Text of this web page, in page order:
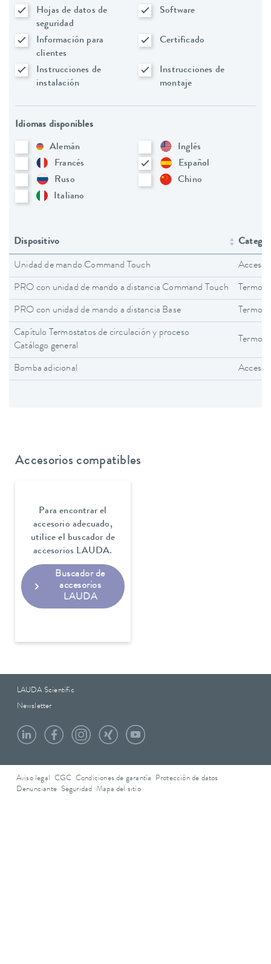
Hojas de datos de
seguridad
Software
Información para
clientes
Certificado
Instrucciones de
instalación
Instrucciones de
montaje
Idiomas disponibles
Alemán
Inglés
Francés
Español
Ruso
Chino
Italiano
Dispositivo
Unidad de mando Command Touch
PRO con unidad de mando a distancia Command Touch
PRO con unidad de mando a distancia Base
Capítulo Termostatos de circulación y proceso
Catálogo general
Bomba adicional
Accesorios compatibles
Para encontrar el
accesorio adecuado,
utilice el buscador de
accesorios LAUDA.
Buscador de
accesorios
LAUDA
LAUDA Scientific
Newsletter
Aviso legal CGC Condiciones de garantía
Protección de datos
Denunciante Seguridad Mapa del sitio